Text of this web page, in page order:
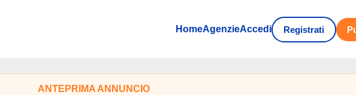
HomeAgenzieAccedi Registrati
ANTEPRIMA ANNUNCIO